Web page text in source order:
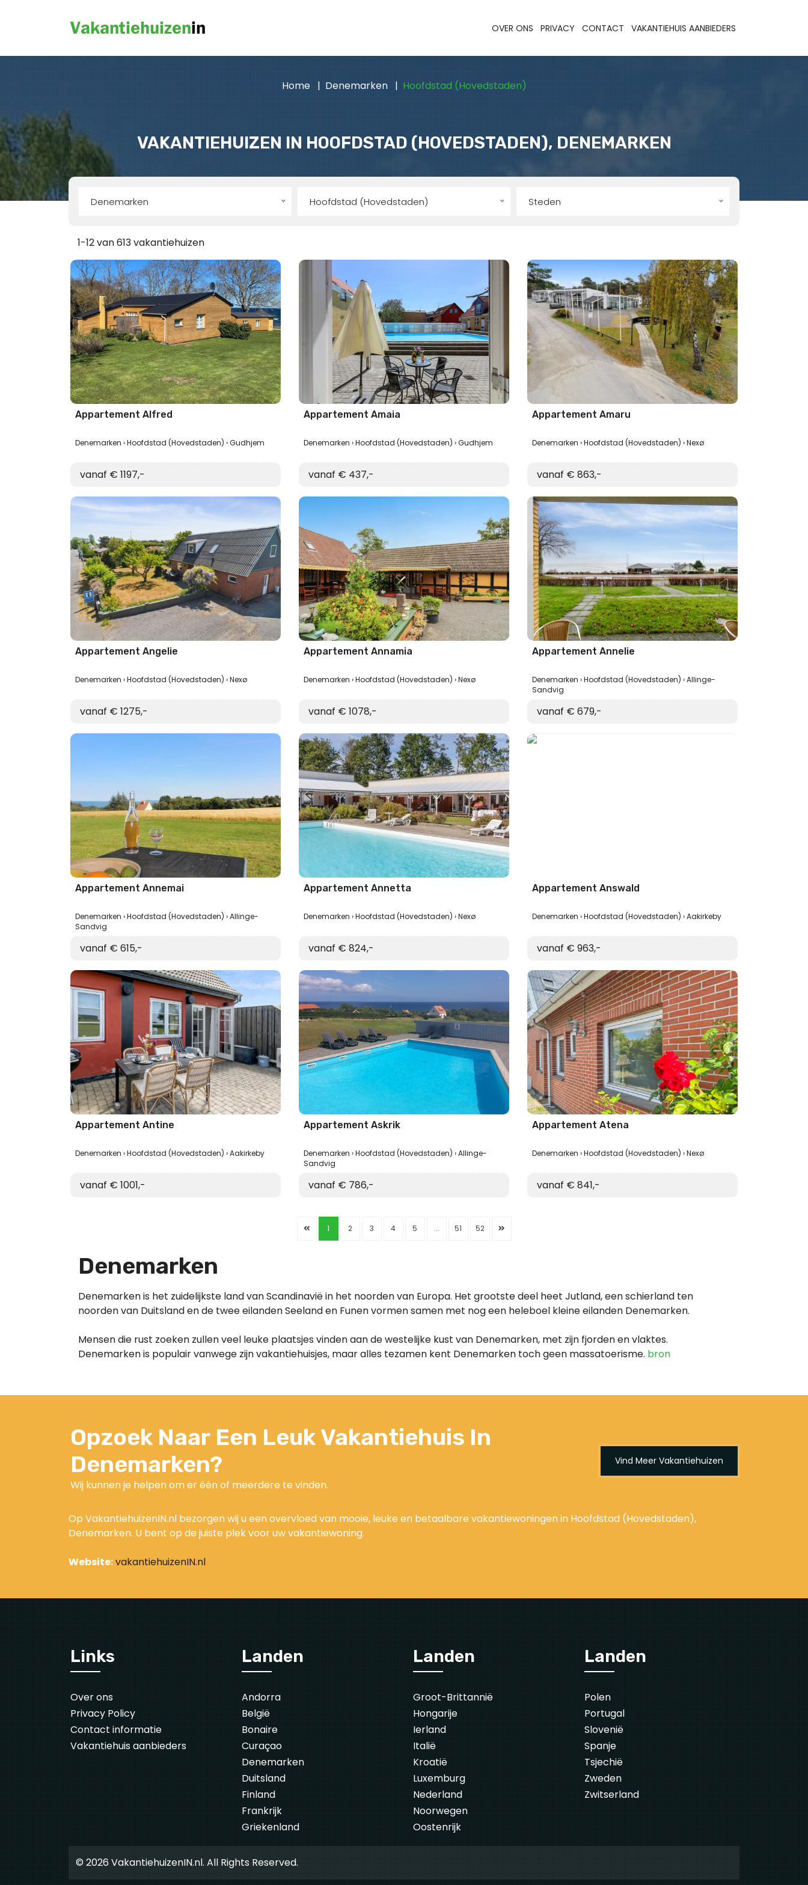
OVER ONS PRIVACY CONTACT VAKANTIEHUIS AANBIEDERS
VAKANTIEHUIZEN IN HOOFDSTAD (HOVEDSTADEN), DENEMARKEN
Home Denemarken Hoofdstad (Hovedstaden)
Denemarken Hoofdstad (Hovedstaden) Steden
1-12 van 613 vakantiehuizen
Appartement Alfred
Denemarken Hoofdstad (Hovedstaden) Gudhjem
vanaf € 1197,-
Appartement Amaia
Denemarken Hoofdstad (Hovedstaden) Gudhjem
vanaf € 437,-
Appartement Amaru
Denemarken Hoofdstad (Hovedstaden) Nexø
vanaf € 863,-
Appartement Angelie
Denemarken Hoofdstad (Hovedstaden) Nexø
vanaf € 1275,-
Appartement Annamia
Denemarken Hoofdstad (Hovedstaden) Nexø
vanaf € 1078,-
Appartement Annelie
Denemarken Hoofdstad (Hovedstaden) Allinge-
Sandvig
vanaf € 679,-
Appartement Annemai
Denemarken Hoofdstad (Hovedstaden) Allinge-
Sandvig
vanaf € 615,-
Appartement Annetta
Denemarken Hoofdstad (Hovedstaden) Nexø
vanaf € 824,-
Appartement Answald
Denemarken Hoofdstad (Hovedstaden) Aakirkeby
vanaf € 963,-
Appartement Antine
Denemarken Hoofdstad (Hovedstaden) Aakirkeby
vanaf € 1001,-
Appartement Askrik
Denemarken Hoofdstad (Hovedstaden) Allinge-
Sandvig
vanaf € 786,-
Appartement Atena
Denemarken Hoofdstad (Hovedstaden) Nexø
vanaf € 841,-
1 2 3 4 5 ... 51 52
Denemarken
Denemarken is het zuidelijkste land van Scandinavië in het noorden van Europa. Het grootste deel heet Jutland, een schierland ten
noorden van Duitsland en de twee eilanden Seeland en Funen vormen samen met nog een heleboel kleine eilanden Denemarken.
Mensen die rust zoeken zullen veel leuke plaatsjes vinden aan de westelijke kust van Denemarken, met zijn fjorden en vlaktes.
Denemarken is populair vanwege zijn vakantiehuisjes, maar alles tezamen kent Denemarken toch geen massatoerisme. bron
Opzoek Naar Een Leuk Vakantiehuis In
Denemarken?
Wij kunnen je helpen om er één of meerdere te vinden.
Vind Meer Vakantiehuizen
Op VakantiehuizenIN.nl bezorgen wij u een overvloed van mooie, leuke en betaalbare vakantiewoningen in Hoofdstad (Hovedstaden),
Denemarken. U bent op de juiste plek voor uw vakantiewoning.
Website:vakantiehuizenIN.nl
Links
Over ons
Privacy Policy
Contact informatie
Vakantiehuis aanbieders
Landen
Andorra
België
Bonaire
Curaçao
Denemarken
Duitsland
Finland
Frankrijk
Griekenland
Landen
Groot-Brittannië
Hongarije
Ierland
Italië
Kroatië
Luxemburg
Nederland
Noorwegen
Oostenrijk
Landen
Polen
Portugal
Slovenië
Spanje
Tsjechië
Zweden
Zwitserland
© 2026 VakantiehuizenIN.nl. All Rights Reserved.